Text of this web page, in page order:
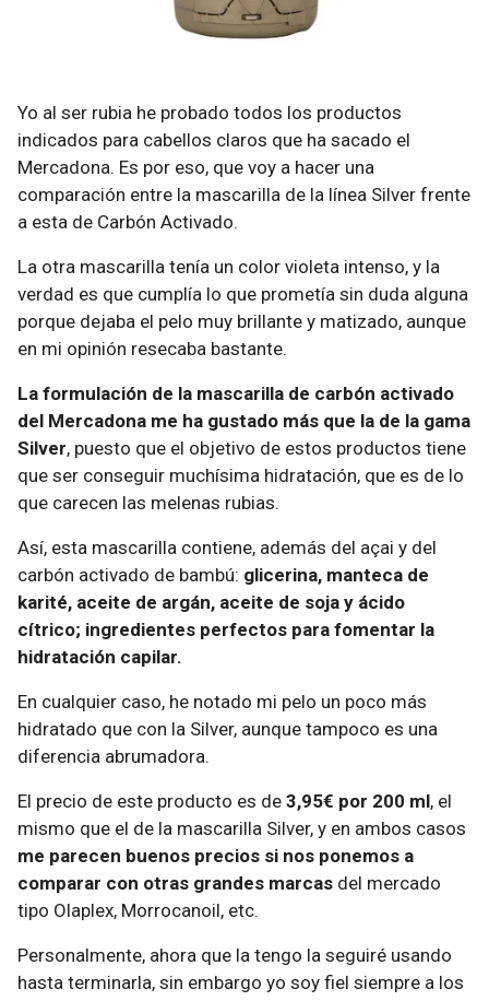
Yo al ser rubia he probado todos los productos
indicados para cabellos claros que ha sacado el
Mercadona. Es por eso, que voy a hacer una
comparación entre la mascarilla de la línea Silver frente
a esta de Carbón Activado.
La otra mascarilla tenía un color violeta intenso, y la
verdad es que cumplía lo que prometía sin duda alguna
porque dejaba el pelo muy brillante y matizado, aunque
en mi opinión resecaba bastante.
La formulación de la mascarilla de carbón activado
del Mercadona me ha gustado más que la de la gama
Silver, puesto que el objetivo de estos productos tiene
que ser conseguir muchísima hidratación, que es de lo
que carecen las melenas rubias.
Así, esta mascarilla contiene, además del açai y del
carbón activado de bambú: glicerina, manteca de
karité, aceite de argán, aceite de soja y ácido
cítrico; ingredientes perfectos para fomentar la
hidratación capilar.
En cualquier caso, he notado mi pelo un poco más
hidratado que con la Silver, aunque tampoco es una
diferencia abrumadora.
El precio de este producto es de 3,95€ por 200 ml, el
mismo que el de la mascarilla Silver, y en ambos casos
me parecen buenos precios si nos ponemos a
comparar con otras grandes marcas del mercado
tipo Olaplex, Morrocanoil, etc.
Personalmente, ahora que la tengo la seguiré usando
hasta terminarla, sin embargo yo soy fiel siempre a los